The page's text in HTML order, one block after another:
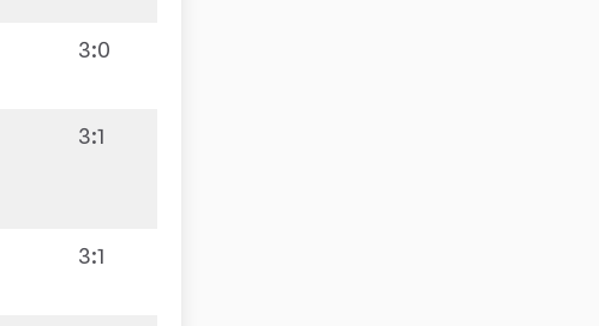
3:0
3:1
3:1